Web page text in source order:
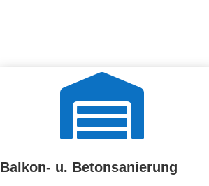

Balkon- u. Betonsanierung